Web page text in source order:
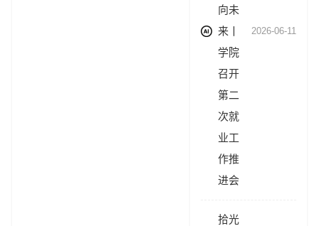
向未
来丨
学院
召开
第二
次就
业工
作推
进会
2026-06-11
拾光